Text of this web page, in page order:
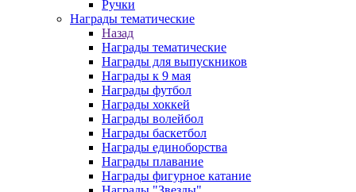
Ручки
Награды тематические
Назад
Награды тематические
Награды для выпускников
Награды к 9 мая
Награды футбол
Награды хоккей
Награды волейбол
Награды баскетбол
Награды единоборства
Награды плавание
Награды фигурное катание